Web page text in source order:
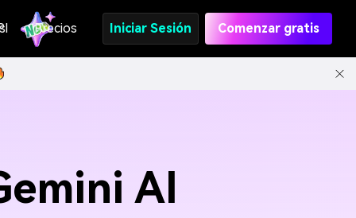
Precios Iniciar Sesión Comenzar gratis
AI